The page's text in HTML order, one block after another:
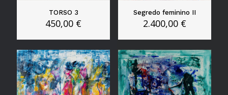
TORSO 3
450,00 €
Segredo feminino II
2.400,00 €